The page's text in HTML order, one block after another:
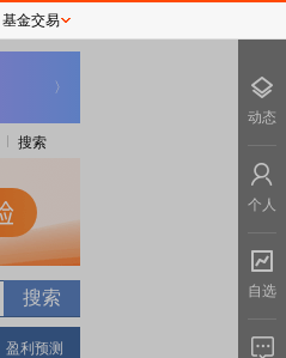
搜索
盈利预测
基金交易
动态
个人
自选